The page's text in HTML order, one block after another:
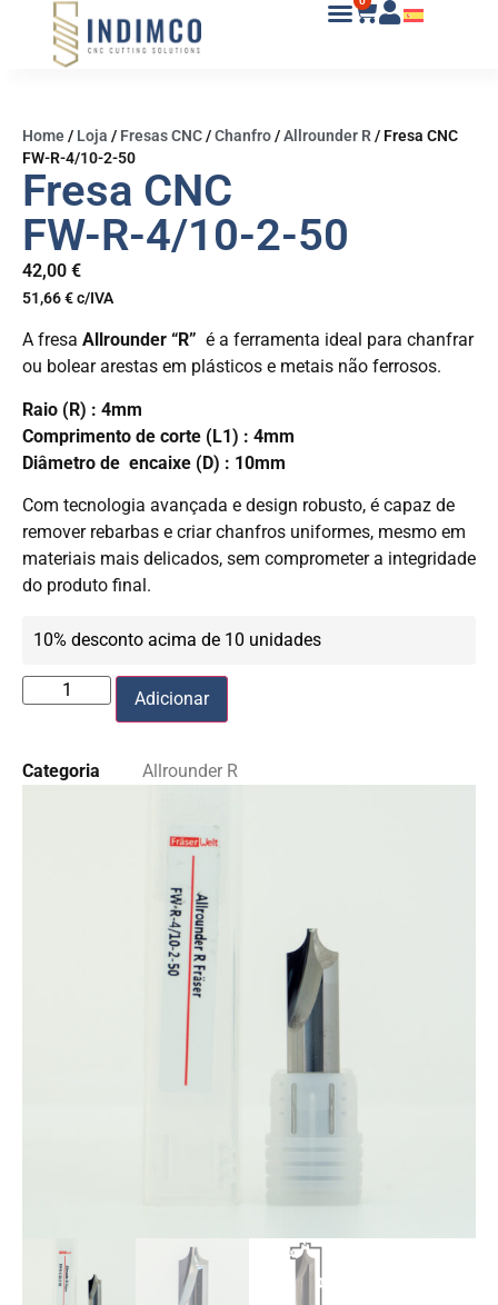
Home/ Loja / Fresas CNC/Chanfro/Allrounder R/ Fresa CNC
FW-R-4/10-2-50
Fresa CNC
FW-R-4/10-2-50
42,00 €
51,66€c/IVA
A fresa Allrounder “R” é a ferramenta ideal para chanfrar
ou bolear arestas em plásticos e metais não ferrosos.
Raio (R) : 4mm
Comprimento de corte (L1) : 4mm
Diâmetro de encaixe (D) : 10mm
Com tecnologia avançada e design robusto, é capaz de
remover rebarbas e criar chanfros uniformes, mesmo em
materiais mais delicados, sem comprometer a integridade
do produto final.
10% desconto acima de 10 unidades
Adicionar
Categoria Allrounder R